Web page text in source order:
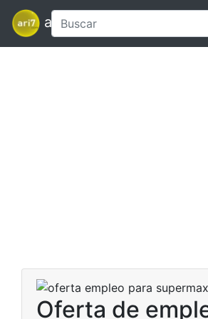
ari7
Oferta de